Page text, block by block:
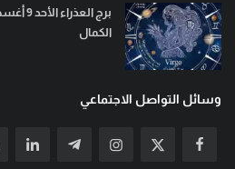
الكمال
وسائل التواصل الاجتماعي